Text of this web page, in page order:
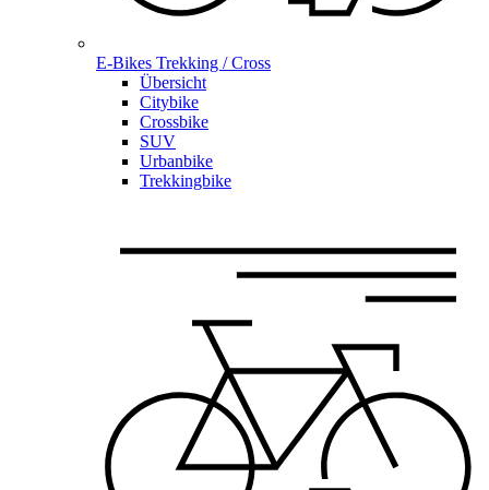
E-Bikes Trekking / Cross
Übersicht
Citybike
Crossbike
SUV
Urbanbike
Trekkingbike